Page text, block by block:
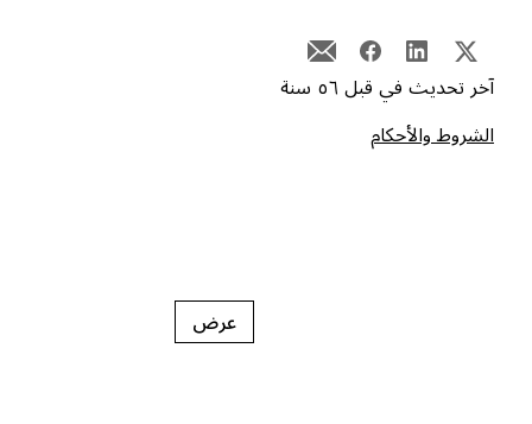
تحديث في قبل ٥٦ سنة
والأحكام
عرض